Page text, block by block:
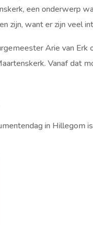
een onderwerp
zijn, want er zijn veel
Arie van Erk
Vanaf dat
in Hillegom